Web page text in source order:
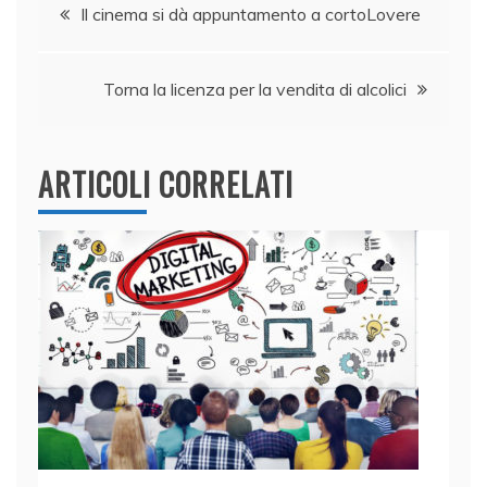
k
Il cinema si dà appuntamento a cortoLovere
Torna la licenza per la vendita di alcolici
ARTICOLI CORRELATI